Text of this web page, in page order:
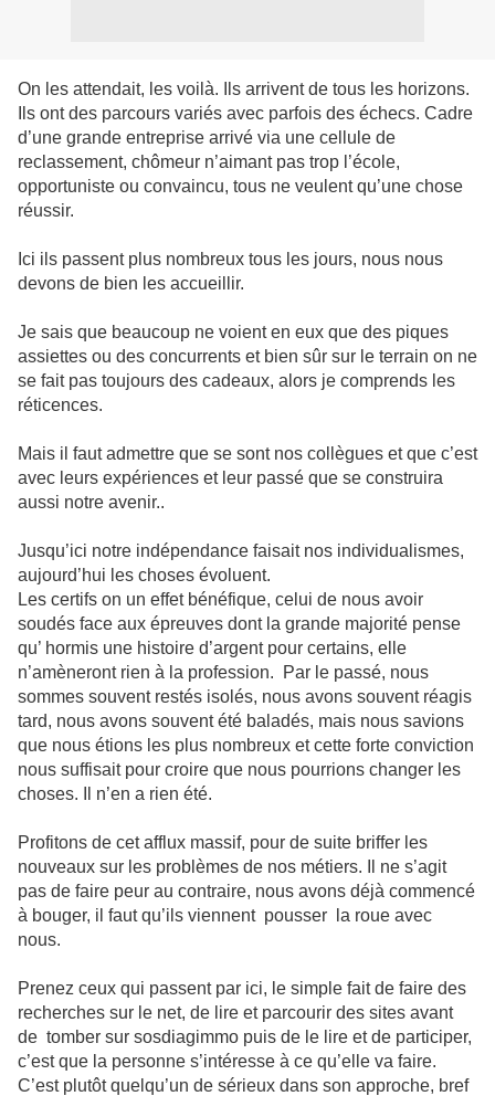
On les attendait, les voilà. Ils arrivent de tous les horizons.
Ils ont des parcours variés avec parfois des échecs. Cadre
d’une grande entreprise arrivé via une cellule de
reclassement, chômeur n’aimant pas trop l’école,
opportuniste ou convaincu, tous ne veulent qu’une chose
réussir.
Ici ils passent plus nombreux tous les jours, nous nous
devons de bien les accueillir.
Je sais que beaucoup ne voient en eux que des piques
assiettes ou des concurrents et bien sûr sur le terrain on ne
se fait pas toujours des cadeaux, alors je comprends les
réticences.
Mais il faut admettre que se sont nos collègues et que c’est
avec leurs expériences et leur passé que se construira
aussi notre avenir..
Jusqu’ici notre indépendance faisait nos individualismes,
aujourd’hui les choses évoluent.
Les certifs on un effet bénéfique, celui de nous avoir
soudés face aux épreuves dont la grande majorité pense
qu’ hormis une histoire d’argent pour certains, elle
n’amèneront rien à la profession. Par le passé, nous
sommes souvent restés isolés, nous avons souvent réagis
tard, nous avons souvent été baladés, mais nous savions
que nous étions les plus nombreux et cette forte conviction
nous suffisait pour croire que nous pourrions changer les
choses. Il n’en a rien été.
Profitons de cet afflux massif, pour de suite briffer les
nouveaux sur les problèmes de nos métiers. Il ne s’agit
pas de faire peur au contraire, nous avons déjà commencé
à bouger, il faut qu’ils viennent pousser la roue avec
nous.
Prenez ceux qui passent par ici, le simple fait de faire des
recherches sur le net, de lire et parcourir des sites avant
de tomber sur sosdiagimmo puis de le lire et de participer,
c’est que la personne s’intéresse à ce qu’elle va faire.
C’est plutôt quelqu’un de sérieux dans son approche, bref